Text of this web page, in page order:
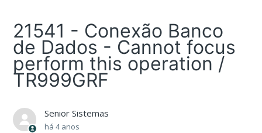
21541 - Conexão Banco
de Dados - Cannot focus
perform this operation /
TR999GRF
Senior Sistemas
há 4 anos